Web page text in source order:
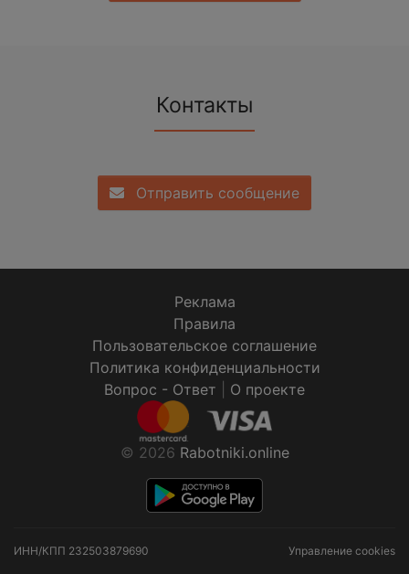
Контакты
Отправить сообщение
Реклама
Правила
Пользовательское соглашение
Политика конфиденциальности
Вопрос - Ответ
О проекте
© 2026 Rabotniki.online
ИНН/КПП 232503879690 Управление cookies